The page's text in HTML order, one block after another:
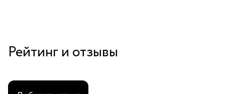
Рейтинг и отзывы